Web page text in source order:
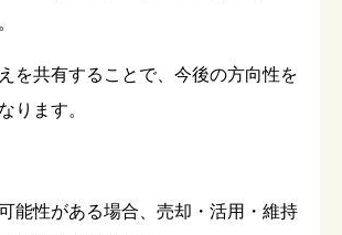
を共有することで、今後の方向性を
ります。
能性がある場合、売却・活用・維持